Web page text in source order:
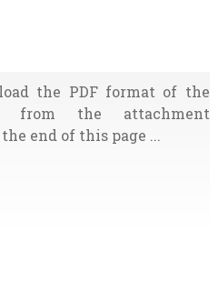
the PDF format of the
from the attachment
end of this page ...